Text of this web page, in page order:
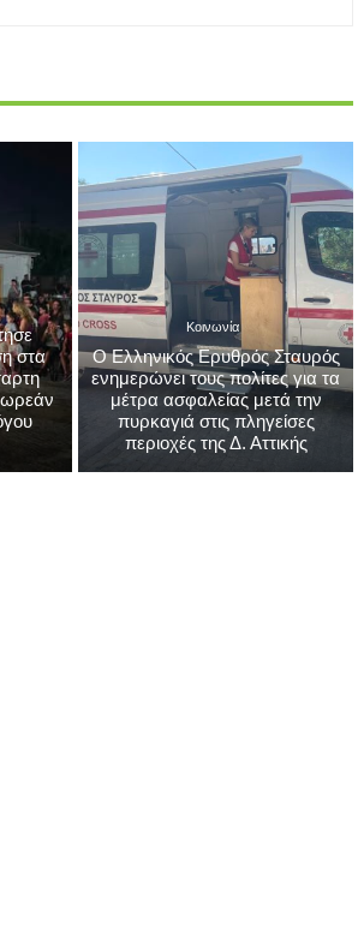
στα
Κοινωνία
Ο Ελληνικός Ερυθρός Σταυρός
ενημερώνει τους πολίτες για τα
μέτρα ασφαλείας μετά την
πυρκαγιά στις πληγείσες
περιοχές της Δ. Αττικής